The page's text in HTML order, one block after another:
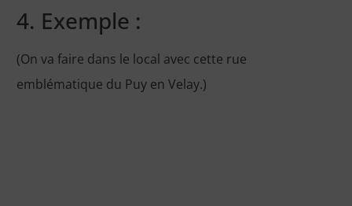
4. Exemple :
(On va faire dans le local avec cette rue
emblématique du Puy en Velay.)